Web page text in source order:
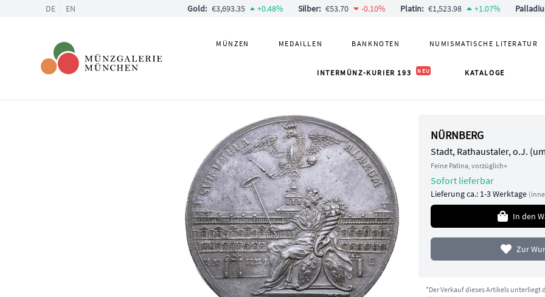
DE EN Gold: €3,693.35 +0.48% Silber: €53.70 -0.10% Platin: €1,523.98 +1.07%
MÜNZEN MEDAILLEN BANKNOTEN NUMISMATISCHE LITERATUR
INTERMÜNZ-KURIER 193 NEU KATALOGE
NÜRNBERG
Stadt, Rathaustaler, o.J.
Feine Patina, vorzüglich+
Sofort lieferbar
Lieferung ca.: 1-3 Werktage (
In den
Zur
*Der Verkauf dieses Artikels unterliegt